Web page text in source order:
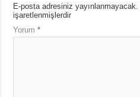
E-posta adresiniz yayınlanmayacak.
işaretlenmişlerdir
Yorum*